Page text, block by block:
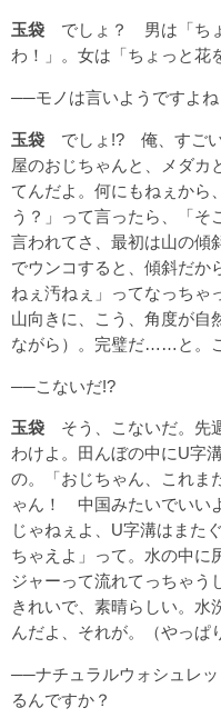
玉袋 でしょ？ 男は「ち
わ！」。女は「ちょっと花
──モノは言いようですよ
玉袋 でしょ!? 俺、すごい
屋のおじちゃんと、メダカ
てんだよ。何にもねぇから
う？」って言ったら、「そ
言われてさ、最初は山の傾
でウンコすると、傾斜だか
ねぇ汚ねぇ」ってなっちゃ
山向きに、こう、角度が自
ながら）。完璧だ……と。
──こないだ!?
玉袋 そう、こないだ。先
わけよ。田んぼの中にU字
の。「おじちゃん、これま
ゃん！ 中国みたいでいい
じゃねぇよ、U字溝はま
ちゃえよ」って。水の中に
ジャーって流れてっちゃう
きれいで、素晴らしい。水
んだよ、それが。（やっぱ
──ナチュラルウォシュレ
るんですか？